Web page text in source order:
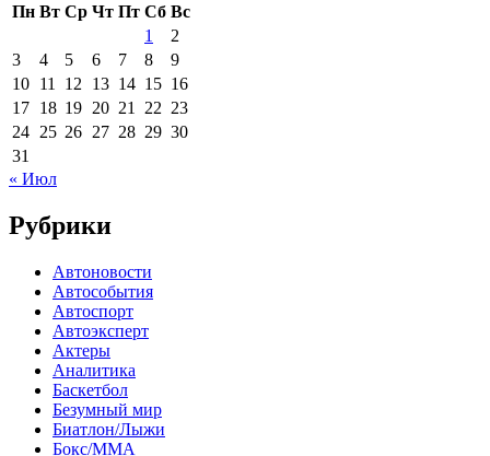
Пн Вт Ср Чт Пт Сб Вс
1
2
3
4 5 6 7 8
9
10 11 12 13 14 15 16
17 18 19 20 21 22 23
24 25 26 27 28 29 30
31
« Июл
Рубрики
Автоновости
Автособытия
Автоспорт
Автоэксперт
Актеры
Аналитика
Баскетбол
Безумный мир
Биатлон/Лыжи
Бокс/MMA